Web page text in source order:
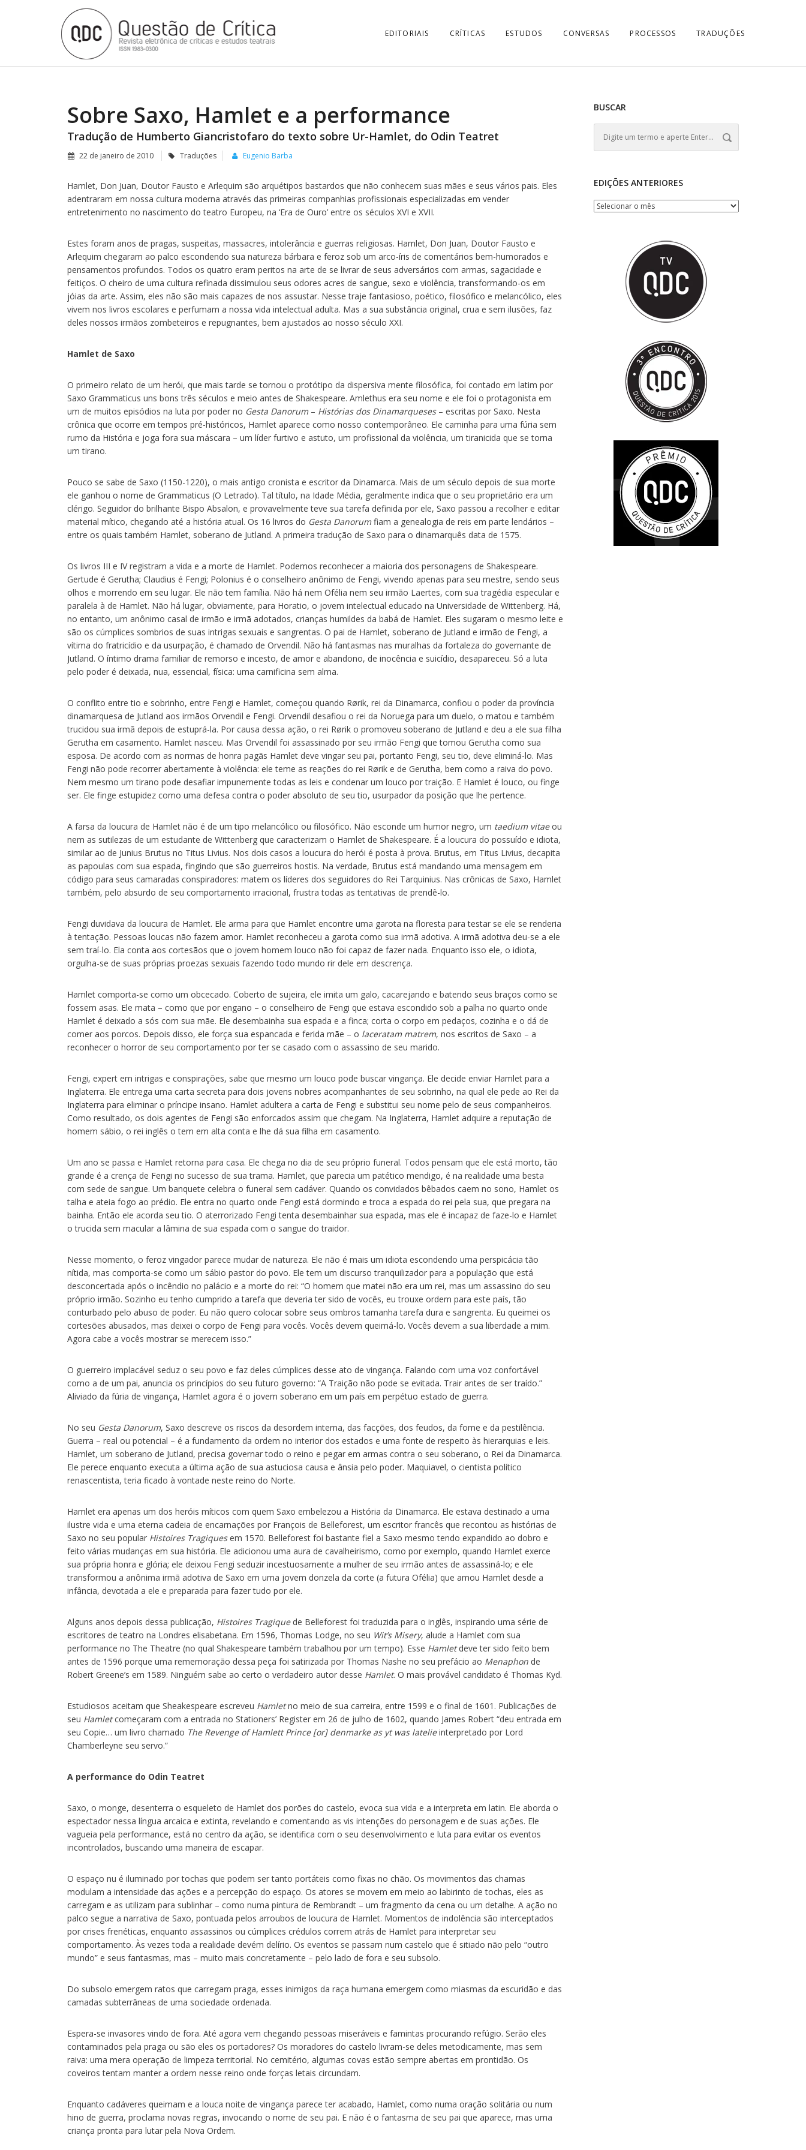
EDITORIAIS CRÍTICAS ESTUDOS CONVERSAS PROCESSOS TRADUÇÕES
Sobre Saxo, Hamlet e a performance
Tradução de Humberto Giancristofaro do texto sobre Ur-Hamlet, do Odin Teatret
22 de janeiro de 2010 Traduções Eugenio Barba
Hamlet, Don Juan, Doutor Fausto e Arlequim são arquétipos bastardos que não conhecem suas mães e seus vários pais. Eles
adentraram em nossa cultura moderna através das primeiras companhias profissionais especializadas em vender
entretenimento no nascimento do teatro Europeu, na ‘Era de Ouro’ entre os séculos XVI e XVII.
Estes foram anos de pragas, suspeitas, massacres, intolerância e guerras religiosas. Hamlet, Don Juan, Doutor Fausto e
Arlequim chegaram ao palco escondendo sua natureza bárbara e feroz sob um arco-íris de comentários bem-humorados e
pensamentos profundos. Todos os quatro eram peritos na arte de se livrar de seus adversários com armas, sagacidade e
feitiços. O cheiro de uma cultura refinada dissimulou seus odores acres de sangue, sexo e violência, transformando-os em
jóias da arte. Assim, eles não são mais capazes de nos assustar. Nesse traje fantasioso, poético, filosófico e melancólico, eles
vivem nos livros escolares e perfumam a nossa vida intelectual adulta. Mas a sua substância original, crua e sem ilusões, faz
deles nossos irmãos zombeteiros e repugnantes, bem ajustados ao nosso século XXI.
Hamlet de Saxo
O primeiro relato de um herói, que mais tarde se tornou o protótipo da dispersiva mente filosófica, foi contado em latim por
Saxo Grammaticus uns bons três séculos e meio antes de Shakespeare. Amlethus era seu nome e ele foi o protagonista em
um de muitos episódios na luta por poder no Gesta Danorum – Histórias dos Dinamarqueses– escritas por Saxo. Nesta
crônica que ocorre em tempos pré-históricos, Hamlet aparece como nosso contemporâneo. Ele caminha para uma fúria sem
rumo da História e joga fora sua máscara – um líder furtivo e astuto, um profissional da violência, um tiranicida que se torna
um tirano.
Pouco se sabe de Saxo (1150-1220), o mais antigo cronista e escritor da Dinamarca. Mais de um século depois de sua morte
ele ganhou o nome de Grammaticus (O Letrado). Tal título, na Idade Média, geralmente indica que o seu proprietário era um
clérigo. Seguidor do brilhante Bispo Absalon, e provavelmente teve sua tarefa definida por ele, Saxo passou a recolher e editar
material mítico, chegando até a história atual. Os 16 livros do Gesta Danorumfiam a genealogia de reis em parte lendários –
entre os quais também Hamlet, soberano de Jutland. A primeira tradução de Saxo para o dinamarquês data de 1575.
Os livros III e IV registram a vida e a morte de Hamlet. Podemos reconhecer a maioria dos personagens de Shakespeare.
Gertude é Gerutha; Claudius é Fengi; Polonius é o conselheiro anônimo de Fengi, vivendo apenas para seu mestre, sendo seus
olhos e morrendo em seu lugar. Ele não tem família. Não há nem Ofélia nem seu irmão Laertes, com sua tragédia especular e
paralela à de Hamlet. Não há lugar, obviamente, para Horatio, o jovem intelectual educado na Universidade de Wittenberg. Há,
no entanto, um anônimo casal de irmão e irmã adotados, crianças humildes da babá de Hamlet. Eles sugaram o mesmo leite e
são os cúmplices sombrios de suas intrigas sexuais e sangrentas. O pai de Hamlet, soberano de Jutland e irmão de Fengi, a
vítima do fratricídio e da usurpação, é chamado de Orvendil. Não há fantasmas nas muralhas da fortaleza do governante de
Jutland. O íntimo drama familiar de remorso e incesto, de amor e abandono, de inocência e suicídio, desapareceu. Só a luta
pelo poder é deixada, nua, essencial, física: uma carnificina sem alma.
O conflito entre tio e sobrinho, entre Fengi e Hamlet, começou quando Rørik, rei da Dinamarca, confiou o poder da província
dinamarquesa de Jutland aos irmãos Orvendil e Fengi. Orvendil desafiou o rei da Noruega para um duelo, o matou e também
trucidou sua irmã depois de estuprá-la. Por causa dessa ação, o rei Rørik o promoveu soberano de Jutland e deu a ele sua filha
Gerutha em casamento. Hamlet nasceu. Mas Orvendil foi assassinado por seu irmão Fengi que tomou Gerutha como sua
esposa. De acordo com as normas de honra pagãs Hamlet deve vingar seu pai, portanto Fengi, seu tio, deve eliminá-lo. Mas
Fengi não pode recorrer abertamente à violência: ele teme as reações do rei Rørik e de Gerutha, bem como a raiva do povo.
Nem mesmo um tirano pode desafiar impunemente todas as leis e condenar um louco por traição. E Hamlet é louco, ou finge
ser. Ele finge estupidez como uma defesa contra o poder absoluto de seu tio, usurpador da posição que lhe pertence.
A farsa da loucura de Hamlet não é de um tipo melancólico ou filosófico. Não esconde um humor negro, um taedium vitaeou
nem as sutilezas de um estudante de Wittenberg que caracterizam o Hamlet de Shakespeare. É a loucura do possuído e idiota,
similar ao de Junius Brutus no Titus Livius. Nos dois casos a loucura do herói é posta à prova. Brutus, em Titus Livius, decapita
as papoulas com sua espada, fingindo que são guerreiros hostis. Na verdade, Brutus está mandando uma mensagem em
código para seus camaradas conspiradores: matem os líderes dos seguidores do Rei Tarquinius. Nas crônicas de Saxo, Hamlet
também, pelo absurdo de seu comportamento irracional, frustra todas as tentativas de prendê-lo.
Fengi duvidava da loucura de Hamlet. Ele arma para que Hamlet encontre uma garota na floresta para testar se ele se renderia
à tentação. Pessoas loucas não fazem amor. Hamlet reconheceu a garota como sua irmã adotiva. A irmã adotiva deu-se a ele
sem traí-lo. Ela conta aos cortesãos que o jovem homem louco não foi capaz de fazer nada. Enquanto isso ele, o idiota,
orgulha-se de suas próprias proezas sexuais fazendo todo mundo rir dele em descrença.
Hamlet comporta-se como um obcecado. Coberto de sujeira, ele imita um galo, cacarejando e batendo seus braços como se
fossem asas. Ele mata – como que por engano – o conselheiro de Fengi que estava escondido sob a palha no quarto onde
Hamlet é deixado a sós com sua mãe. Ele desembainha sua espada e a finca; corta o corpo em pedaços, cozinha e o dá de
comer aos porcos. Depois disso, ele força sua espancada e ferida mãe – o laceratam matrem, nos escritos de Saxo – a
reconhecer o horror de seu comportamento por ter se casado com o assassino de seu marido.
Fengi, expert em intrigas e conspirações, sabe que mesmo um louco pode buscar vingança. Ele decide enviar Hamlet para a
Inglaterra. Ele entrega uma carta secreta para dois jovens nobres acompanhantes de seu sobrinho, na qual ele pede ao Rei da
Inglaterra para eliminar o príncipe insano. Hamlet adultera a carta de Fengi e substitui seu nome pelo de seus companheiros.
Como resultado, os dois agentes de Fengi são enforcados assim que chegam. Na Inglaterra, Hamlet adquire a reputação de
homem sábio, o rei inglês o tem em alta conta e lhe dá sua filha em casamento.
Um ano se passa e Hamlet retorna para casa. Ele chega no dia de seu próprio funeral. Todos pensam que ele está morto, tão
grande é a crença de Fengi no sucesso de sua trama. Hamlet, que parecia um patético mendigo, é na realidade uma besta
com sede de sangue. Um banquete celebra o funeral sem cadáver. Quando os convidados bêbados caem no sono, Hamlet os
talha e ateia fogo ao prédio. Ele entra no quarto onde Fengi está dormindo e troca a espada do rei pela sua, que pregara na
bainha. Então ele acorda seu tio. O aterrorizado Fengi tenta desembainhar sua espada, mas ele é incapaz de faze-lo e Hamlet
o trucida sem macular a lâmina de sua espada com o sangue do traidor.
Nesse momento, o feroz vingador parece mudar de natureza. Ele não é mais um idiota escondendo uma perspicácia tão
nítida, mas comporta-se como um sábio pastor do povo. Ele tem um discurso tranquilizador para a população que está
desconcertada após o incêndio no palácio e a morte do rei: “O homem que matei não era um rei, mas um assassino do seu
próprio irmão. Sozinho eu tenho cumprido a tarefa que deveria ter sido de vocês, eu trouxe ordem para este país, tão
conturbado pelo abuso de poder. Eu não quero colocar sobre seus ombros tamanha tarefa dura e sangrenta. Eu queimei os
cortesões abusados, mas deixei o corpo de Fengi para vocês. Vocês devem queimá-lo. Vocês devem a sua liberdade a mim.
Agora cabe a vocês mostrar se merecem isso.”
O guerreiro implacável seduz o seu povo e faz deles cúmplices desse ato de vingança. Falando com uma voz confortável
como a de um pai, anuncia os princípios do seu futuro governo: “A Traição não pode se evitada. Trair antes de ser traído.”
Aliviado da fúria de vingança, Hamlet agora é o jovem soberano em um país em perpétuo estado de guerra.
No seu Gesta Danorum, Saxo descreve os riscos da desordem interna, das facções, dos feudos, da fome e da pestilência.
Guerra – real ou potencial – é a fundamento da ordem no interior dos estados e uma fonte de respeito às hierarquias e leis.
Hamlet, um soberano de Jutland, precisa governar todo o reino e pegar em armas contra o seu soberano, o Rei da Dinamarca.
Ele perece enquanto executa a última ação de sua astuciosa causa e ânsia pelo poder. Maquiavel, o cientista político
renascentista, teria ficado à vontade neste reino do Norte.
Hamlet era apenas um dos heróis míticos com quem Saxo embelezou a História da Dinamarca. Ele estava destinado a uma
ilustre vida e uma eterna cadeia de encarnações por François de Belleforest, um escritor francês que recontou as histórias de
Saxo no seu popular Histoires Tragiquesem 1570. Belleforest foi bastante fiel a Saxo mesmo tendo expandido ao dobro e
feito várias mudanças em sua história. Ele adicionou uma aura de cavalheirismo, como por exemplo, quando Hamlet exerce
sua própria honra e glória; ele deixou Fengi seduzir incestuosamente a mulher de seu irmão antes de assassiná-lo; e ele
transformou a anônima irmã adotiva de Saxo em uma jovem donzela da corte (a futura Ofélia) que amou Hamlet desde a
infância, devotada a ele e preparada para fazer tudo por ele.
Alguns anos depois dessa publicação, Histoires Tragiquede Belleforest foi traduzida para o inglês, inspirando uma série de
escritores de teatro na Londres elisabetana. Em 1596, Thomas Lodge, no seu Wit’s Misery, alude a Hamlet com sua
performance no The Theatre (no qual Shakespeare também trabalhou por um tempo). Esse Hamletdeve ter sido feito bem
antes de 1596 porque uma rememoração dessa peça foi satirizada por Thomas Nashe no seu prefácio ao Menaphon de
Robert Greene’s em 1589. Ninguém sabe ao certo o verdadeiro autor desse Hamlet. O mais provável candidato é Thomas Kyd.
Estudiosos aceitam que Sheakespeare escreveu Hamletno meio de sua carreira, entre 1599 e o final de 1601. Publicações de
seu Hamletcomeçaram com a entrada no Stationers’ Register em 26 de julho de 1602, quando James Robert “deu entrada em
seu Copie… um livro chamado The Revenge of Hamlett Prince [or] denmarke as yt was latelieinterpretado por Lord
Chamberleyne seu servo.”
A performance do Odin Teatret
Saxo, o monge, desenterra o esqueleto de Hamlet dos porões do castelo, evoca sua vida e a interpreta em latin. Ele aborda o
espectador nessa língua arcaica e extinta, revelando e comentando as vis intenções do personagem e de suas ações. Ele
vagueia pela performance, está no centro da ação, se identifica com o seu desenvolvimento e luta para evitar os eventos
incontrolados, buscando uma maneira de escapar.
O espaço nu é iluminado por tochas que podem ser tanto portáteis como fixas no chão. Os movimentos das chamas
modulam a intensidade das ações e a percepção do espaço. Os atores se movem em meio ao labirinto de tochas, eles as
carregam e as utilizam para sublinhar – como numa pintura de Rembrandt – um fragmento da cena ou um detalhe. A ação no
palco segue a narrativa de Saxo, pontuada pelos arroubos de loucura de Hamlet. Momentos de indolência são interceptados
por crises frenéticas, enquanto assassinos ou cúmplices crédulos correm atrás de Hamlet para interpretar seu
comportamento. Às vezes toda a realidade devém delírio. Os eventos se passam num castelo que é sitiado não pelo “outro
mundo” e seus fantasmas, mas – muito mais concretamente – pelo lado de fora e seu subsolo.
Do subsolo emergem ratos que carregam praga, esses inimigos da raça humana emergem como miasmas da escuridão e das
camadas subterrâneas de uma sociedade ordenada.
Espera-se invasores vindo de fora. Até agora vem chegando pessoas miseráveis e famintas procurando refúgio. Serão eles
contaminados pela praga ou são eles os portadores? Os moradores do castelo livram-se deles metodicamente, mas sem
raiva: uma mera operação de limpeza territorial. No cemitério, algumas covas estão sempre abertas em prontidão. Os
coveiros tentam manter a ordem nesse reino onde forças letais circundam.
Enquanto cadáveres queimam e a louca noite de vingança parece ter acabado, Hamlet, como numa oração solitária ou num
hino de guerra, proclama novas regras, invocando o nome de seu pai. E não é o fantasma de seu pai que aparece, mas uma
criança pronta para lutar pela Nova Ordem.
BUSCAR
EDIÇÕES ANTERIORES